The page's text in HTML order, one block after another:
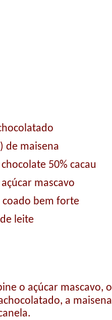
de maisena
50% cacau
mascavo
coado bem forte
leite
o açúcar mascavo, o
a